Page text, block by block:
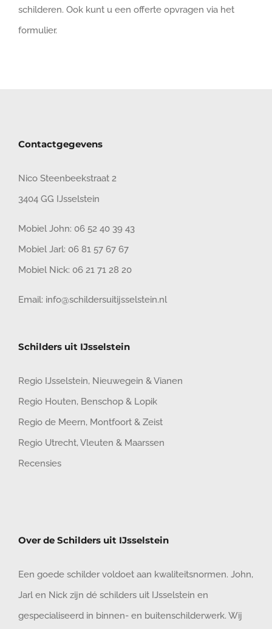
schilderen. Ook kunt u een offerte opvragen via het
formulier.
Contactgegevens
Nico Steenbeekstraat 2
3404 GG IJsselstein
Mobiel John: 06 52 40 39 43
Mobiel Jarl: 06 81 57 67 67
Mobiel Nick: 06 21 71 28 20
Email: info@schildersuitijsselstein.nl
Schilders uit IJsselstein
Regio IJsselstein, Nieuwegein &Vianen
Regio Houten, Benschop & Lopik
Regio de Meern, Montfoort & Zeist
Regio Utrecht,Vleuten & Maarssen
Recensies
Over de Schilders uit IJsselstein
Een goede schilder voldoet aan kwaliteitsnormen. John,
Jarl en Nick zijn dé schilders uit IJsselstein en
gespecialiseerd in binnen- en buitenschilderwerk. Wij